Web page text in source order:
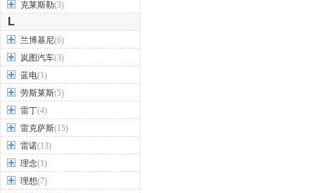
克莱斯勒(3)
L
兰博基尼(6)
岚图汽车(3)
蓝电(1)
劳斯莱斯(5)
雷丁(4)
雷克萨斯(15)
雷诺(13)
理念(1)
理想(7)